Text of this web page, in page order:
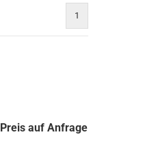
1
Preis auf Anfrage